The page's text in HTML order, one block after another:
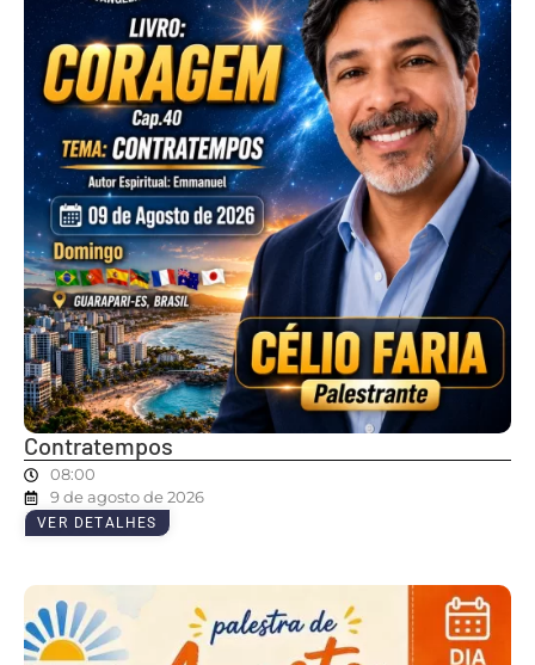
Contratempos
08:00
9 de agosto de 2026
VER DETALHES